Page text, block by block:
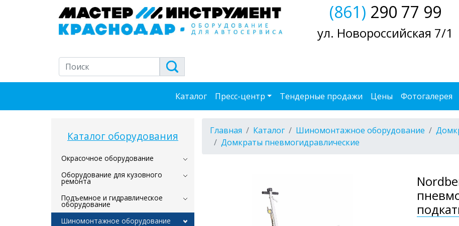
(861) 290 77 99
ул. Новороссийская 7/1
Каталог Пресс-центр Тендерные продажи Цены Фотогалерея
Каталог оборудования
Окрасочное оборудование
Оборудование для кузовного
ремонта
Подъемное и гидравлическое
оборудование
Шиномонтажное оборудование
Главная Каталог Шиномонтажное оборудование
Домкраты пневмогидравлические